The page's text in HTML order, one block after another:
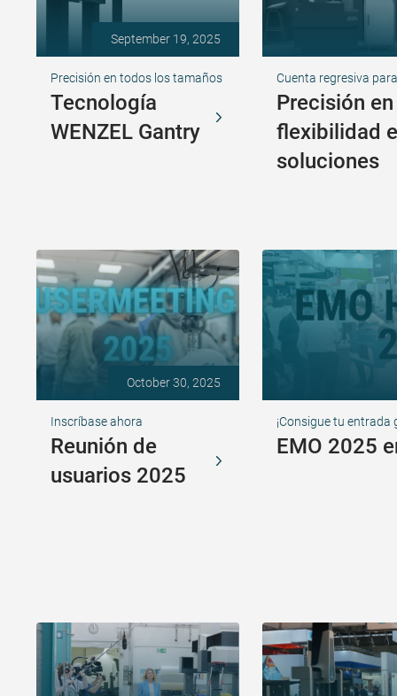
September 19, 2025
Precisión en todos los tamaños
Tecnología
WENZEL Gantry
Cuenta regresiva
Precisión
flexibilidad
soluciones
October 30, 2025
Inscríbase ahora
Reunión de
usuarios 2025
¡Consigue tu entrada
EMO 2025